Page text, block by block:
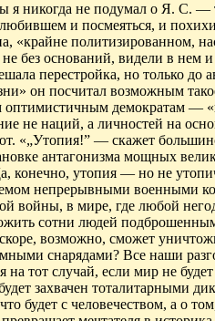
я никогда не подумал о Я. С. —
и посмеяться, и
«крайне политизированном,
без оснований, видели в нем
перестройка, но только до
он посчитал возможным
оптимистичным демократам —
не наций, а личностей на
«„Утопия!” — скажет
антагонизма мощных
конечно, утопия — но не
непрерывными военными
войны, в мире, где любой
сотни людей
возможно, сможет
снарядами? Все наши
тот случай, если мир не будет
захвачен тоталитарными
будет с человечеством, а о